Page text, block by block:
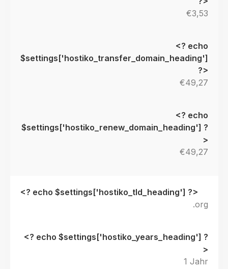
€3,53
€49,27
€49,27
.org
1 Jahr